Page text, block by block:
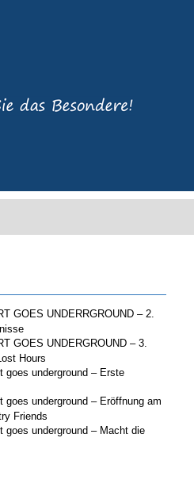
GOES UNDERRGROUND – 2.
GOES UNDERGROUND – 3.
Hours
goes underground – Erste
goes underground – Eröffnung am
Friends
goes underground – Macht die